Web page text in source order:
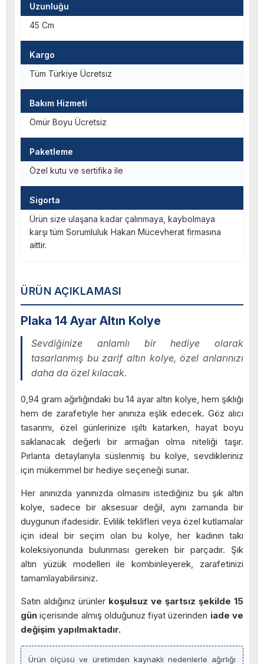
ÜRÜN AÇIKLAMASI
Plaka 14 Ayar Altın Kolye
Sevdiğinize anlamlı bir hediye olarak
tasarlanmış bu zarif altın kolye, özel anlarınızı
daha da özel kılacak.
0,94 gram ağırlığındaki bu 14 ayar altın kolye, hem şıklığı
hem de zarafetiyle her anınıza eşlik edecek. Göz alıcı
tasarımı, özel günlerinize ışıltı katarken, hayat boyu
saklanacak değerli bir armağan olma niteliği taşır.
Pırlanta detaylarıyla süslenmiş bu kolye, sevdikleriniz
için mükemmel bir hediye seçeneği sunar.
Her anınızda yanınızda olmasını istediğiniz bu şık altın
kolye, sadece bir aksesuar değil, aynı zamanda bir
duygunun ifadesidir. Evlilik teklifleri veya özel kutlamalar
için ideal bir seçim olan bu kolye, her kadının takı
koleksiyonunda bulunması gereken bir parçadır. Şık
altın yüzük modelleri ile kombinleyerek, zarafetinizi
tamamlayabilirsiniz.
Satın aldığınız ürünler koşulsuz ve şartsız şekilde 15
gün içerisinde almış olduğunuz fiyat üzerinden iade ve
değişim yapılmaktadır.
Ürün ölçüsü ve üretimden kaynaklı nedenlerle ağırlığı
Uzunluğu
45 Cm
Kargo
Tüm Türkiye Ücretsiz
Bakım Hizmeti
Ömür Boyu Ücretsiz
Paketleme
Özel kutu ve sertifika ile
Sigorta
Ürün size ulaşana kadar çalınmaya, kaybolmaya
karşı tüm Sorumluluk Hakan Mücevherat firmasına
aittir.